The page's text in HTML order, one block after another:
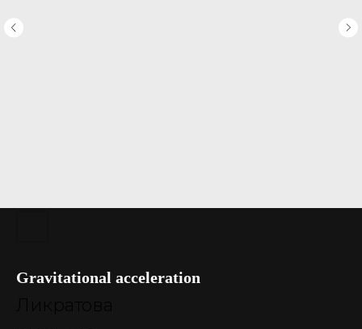
Gravitational acceleration